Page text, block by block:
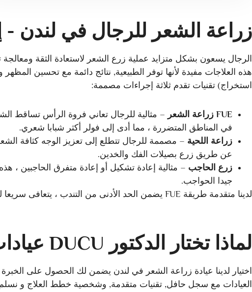
زراعة الشعر للرجال في لندن -
الرجال يسعون بشكل متزايد عملية زرع الشعر لاستعادة الثقة
استخراج) تقنيات تقدم ثلاثة إجراءات مصممة:
FUE زراعة الشعر
– مثالية للرجال تعاني فروة الرأس تساقط
في المناطق المتضررة ، مما أدى إلى فولر أكثر شبابا شعري.
زراعة اللحية – مصممة للرجال تتطلع إلى تعزيز الوجه كثافة
عن طريق زرع بصيلات الفك والخدين.
زرع الحاجب – مثالية إعادة تشكيل أو إعادة متفرق الحاجبين ،
جيدا الحواجب.
لدينا متقدمة طريقة FUE يضمن الحد الأدنى من التندب ، يتعافى سريعا للغاية شخصية النتائج.
لماذا تختار الدكتور DUCU عيادات الذكور زراعة الشعر في لندن ؟
اختيار لدينا عيادة زراعة الشعر في لندن يضمن لك الحصول على الخبرة
العيادات مع سجل حافل, تقنيات متقدمة, وشخصية خطط العلاج و